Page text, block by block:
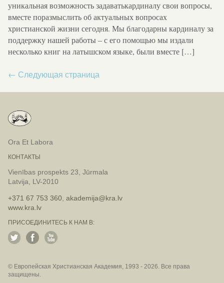
уникальная возможность задаватькардиналу свои вопросы,
вместе поразмыслить об актуальных вопросах
христианской жизни сегодня. Мы благодарны кардиналу за
поддержку нашей работы – с его помощью мы издали
несколько книг на латышском языке, были вместе […]
Новости
← Следующая страница
Ora Et Labora
КОНТАКТЫ
Vienības prospekts 23, Jūrmala
Latvija, LV-2010
+371 67 753 360, akademija@kra.lv
www.kra.lv
ПРИСОЕДИНИТЕСЬ К НАМ В:
© Европейская Христианская Академия, 1993 - 2026. Все права
защищены.